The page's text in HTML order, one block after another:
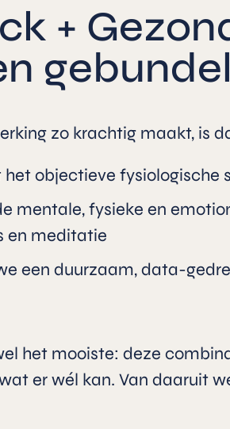
+
zo krachtig maakt, is
het objectieve fysiologische
mentale, fysieke en
en meditatie
een duurzaam, data-
het mooiste: deze
er wél kan. Van daaruit